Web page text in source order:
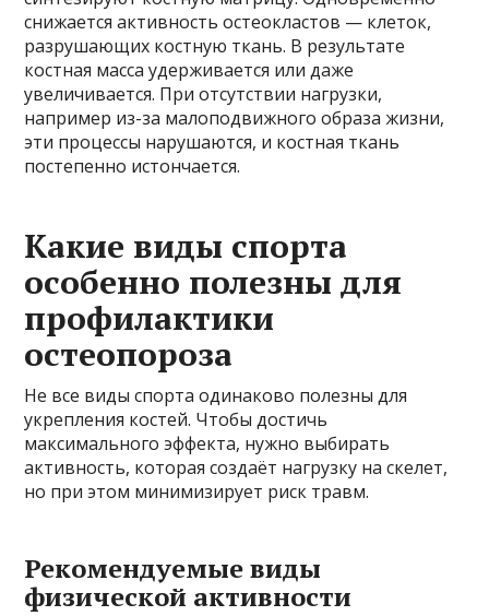
снижается активность остеокластов — клеток,
разрушающих костную ткань. В результате
костная масса удерживается или даже
увеличивается. При отсутствии нагрузки,
например из-за малоподвижного образа жизни,
эти процессы нарушаются, и костная ткань
постепенно истончается.
Какие виды спорта
особенно полезны для
профилактики
остеопороза
Не все виды спорта одинаково полезны для
укрепления костей. Чтобы достичь
максимального эффекта, нужно выбирать
активность, которая создаёт нагрузку на скелет,
но при этом минимизирует риск травм.
Рекомендуемые виды
физической активности